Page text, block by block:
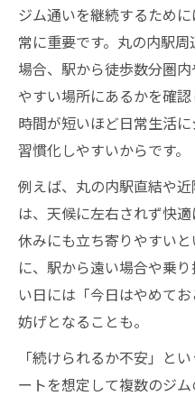
ジム通いを継続するため
常に重要です。丸の内駅
場合、駅から徒歩数分圏
やすい場所にあるかを確
時間が短いほど日常生活に
習慣化しやすいからです。
例えば、丸の内駅直結や
は、天候に左右されず快
休みにも立ち寄りやすい
に、駅から遠い場合や乗
い日には「今日はやめて
妨げとなることも。
「続けられるか不安」と
ートを想定して複数のジ